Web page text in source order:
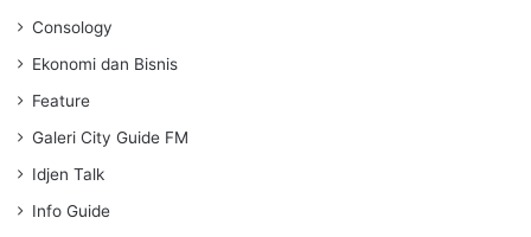
Consology
Ekonomi dan Bisnis
Feature
Galeri City Guide FM
Idjen Talk
Info Guide